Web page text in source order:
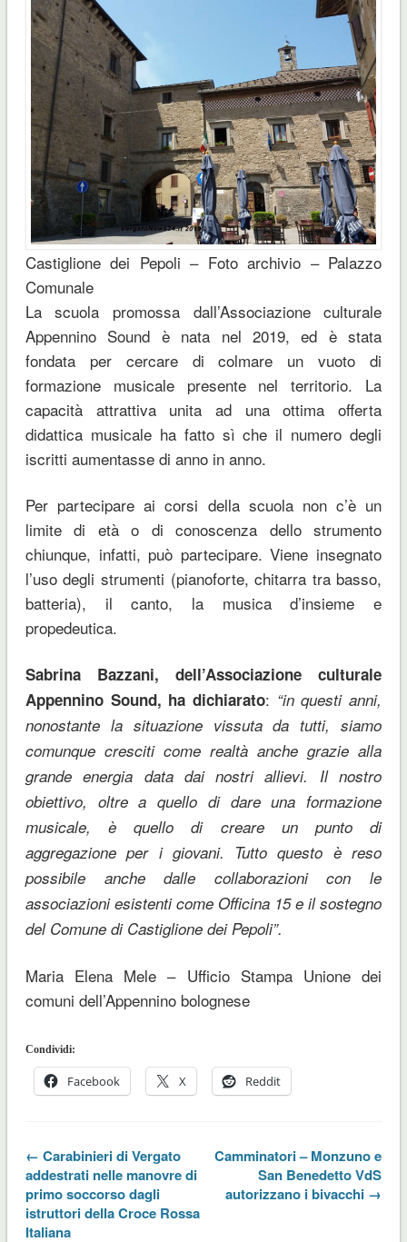
Castiglione dei Pepoli – Foto archivio – Palazzo
Comunale
La scuola promossa dall’Associazione culturale
Appennino Sound è nata nel 2019, ed è stata
fondata per cercare di colmare un vuoto di
formazione musicale presente nel territorio. La
capacità attrattiva unita ad una ottima offerta
didattica musicale ha fatto sì che il numero degli
iscritti aumentasse di anno in anno.
Per partecipare ai corsi della scuola non c’è un
limite di età o di conoscenza dello strumento
chiunque, infatti, può partecipare. Viene insegnato
l’uso degli strumenti (pianoforte, chitarra tra basso,
batteria), il canto, la musica d’insieme e
propedeutica.
Sabrina Bazzani, dell’Associazione culturale
Appennino Sound, ha dichiarato: “in questi anni,
nonostante la situazione vissuta da tutti, siamo
comunque cresciti come realtà anche grazie alla
grande energia data dai nostri allievi. Il nostro
obiettivo, oltre a quello di dare una formazione
musicale, è quello di creare un punto di
aggregazione per i giovani. Tutto questo è reso
possibile anche dalle collaborazioni con le
associazioni esistenti come Officina 15 e il sostegno
del Comune di Castiglione dei Pepoli”.
Maria Elena Mele – Ufficio Stampa Unione dei
comuni dell’Appennino bolognese
Condividi:
Facebook X Reddit
← Carabinieri di Vergato
addestrati nelle manovre di
primo soccorso dagli
istruttori della Croce Rossa
Italiana
Camminatori – Monzuno e
San Benedetto VdS
autorizzano i bivacchi →